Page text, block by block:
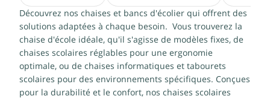
Découvrez nos chaises et bancs d'écolier qui offrent des
solutions adaptées à chaque besoin. Vous trouverez la
chaise d'école idéale, qu'il s'agisse de modèles fixes, de
chaises scolaires réglables pour une ergonomie
optimale, ou de chaises informatiques et tabourets
scolaires pour des environnements spécifiques. Conçues
pour la durabilité et le confort, nos chaises scolaires